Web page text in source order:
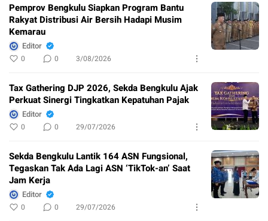
Pemprov Bengkulu Siapkan Program Bantu
Rakyat Distribusi Air Bersih Hadapi Musim
Kemarau
Editor
0 0 3/08/2026
Tax Gathering DJP 2026, Sekda Bengkulu Ajak
Perkuat Sinergi Tingkatkan Kepatuhan Pajak
Editor
0 0 29/07/2026
Sekda Bengkulu Lantik 164 ASN Fungsional,
Tegaskan Tak Ada Lagi ASN ‘TikTok-an’ Saat
Jam Kerja
Editor
0 0 29/07/2026